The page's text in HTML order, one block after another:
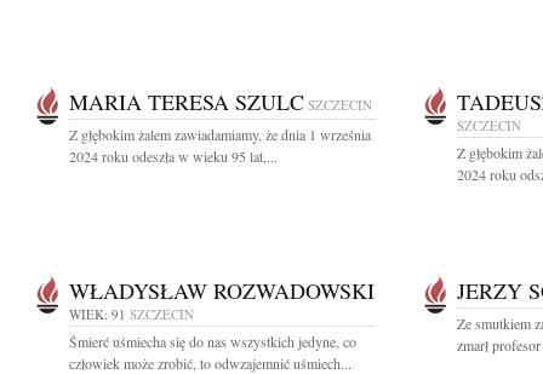
MARIA TERESA SZULC SZCZECIN
Z głębokim żalem zawiadamiamy, że dnia 1 września
2024 roku odeszła w wieku 95 lat,...
SZCZECIN
Z głębokim
2024 roku
WŁADYSŁAW ROZWADOWSKI
WIEK: 91 SZCZECIN
Śmierć uśmiecha się do nas wszystkich jedyne, co
człowiek może zrobić, to odwzajemnić uśmiech...
JERZY
Ze smutkiem
zmarł